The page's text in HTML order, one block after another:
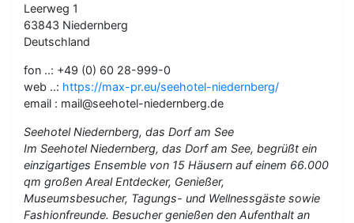
Leerweg 1
63843 Niedernberg
Deutschland
fon ..: +49 (0) 60 28-999-0
web ..: https://max-pr.eu/seehotel-niedernberg/
email : mail@seehotel-niedernberg.de
Seehotel Niedernberg, das Dorf am See
Im Seehotel Niedernberg, das Dorf am See, begrüßt ein
einzigartiges Ensemble von 15 Häusern auf einem 66.000
qm großen Areal Entdecker, Genießer,
Museumsbesucher, Tagungs- und Wellnessgäste sowie
Fashionfreunde. Besucher genießen den Aufenthalt an